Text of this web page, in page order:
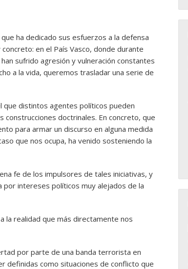
ha dedicado sus esfuerzos a la defensa
en el País Vasco, donde durante
sufrido agresión y vulneración constantes
a la vida, queremos trasladar una serie de
distintos agentes políticos pueden
doctrinales. En concreto, que
para armar un discurso en alguna medida
que nos ocupa, ha venido sosteniendo la
fe de los impulsores de tales iniciativas, y
por intereses políticos muy alejados de la
la realidad que más directamente nos
por parte de una banda terrorista en
definidas como situaciones de conflicto que